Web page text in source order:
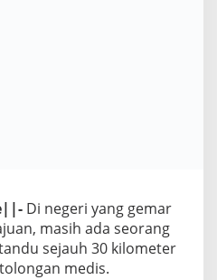
Di negeri yang gemar
masih ada seorang
sejauh 30 kilometer
medis.